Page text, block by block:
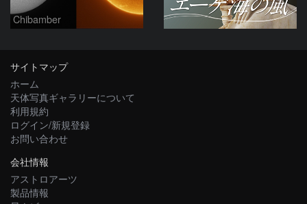
Chibamber
サイトマップ
ホーム
天体写真ギャラリーについて
利用規約
ログイン/新規登録
お問い合わせ
会社情報
アストロアーツ
製品情報